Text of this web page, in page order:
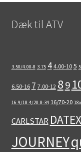
Dæk til ATV
3.50/4.00-8 3.75 4 4.00-10 5
6.50-16 7 7.00-12 89
16.9/18.4/20.8-34 16/70-20
CARLSTAR DATEX
JOURNEY